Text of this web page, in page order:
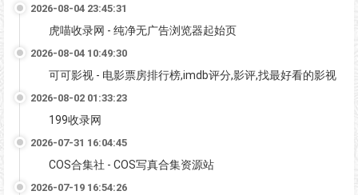
2026-08-04 23:45:31
虎喵收录网 - 纯净无广告浏览器起始页
2026-08-04 10:49:30
可可影视 - 电影票房排行榜,imdb评分,影评,找最好看的影视
2026-08-02 01:33:23
199收录网
2026-07-31 16:04:45
COS合集社 - COS写真合集资源站
2026-07-19 16:54:26